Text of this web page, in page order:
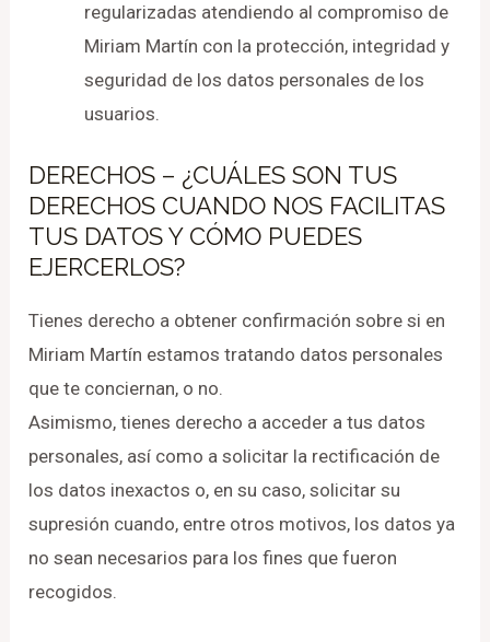
regularizadas atendiendo al compromiso de
Miriam Martín con la protección, integridad y
seguridad de los datos personales de los
usuarios.
DERECHOS – ¿CUÁLES SON TUS
DERECHOS CUANDO NOS FACILITAS
TUS DATOS Y CÓMO PUEDES
EJERCERLOS?
Tienes derecho a obtener confirmación sobre si en
Miriam Martín estamos tratando datos personales
que te conciernan, o no.
Asimismo, tienes derecho a acceder a tus datos
personales, así como a solicitar la rectificación de
los datos inexactos o, en su caso, solicitar su
supresión cuando, entre otros motivos, los datos ya
no sean necesarios para los fines que fueron
recogidos.